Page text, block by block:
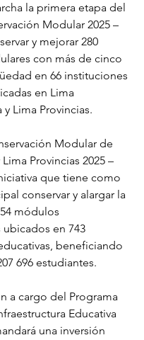
la primera etapa del
Modular 2025 –
y mejorar 280
con más de cinco
en 66 instituciones
en Lima
Lima Provincias.
Modular de
Provincias 2025 –
que tiene como
conservar y alargar la
módulos
en 743
beneficiando
696 estudiantes.
a cargo del Programa
Educativa
una inversión